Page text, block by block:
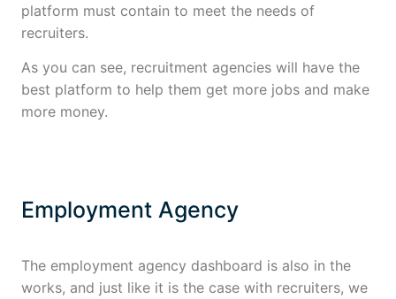
platform must contain to meet the needs of
recruiters.
As you can see, recruitment agencies will have the
best platform to help them get more jobs and make
more money.
Employment Agency
The employment agency dashboard is also in the
works, and just like it is the case with recruiters, we